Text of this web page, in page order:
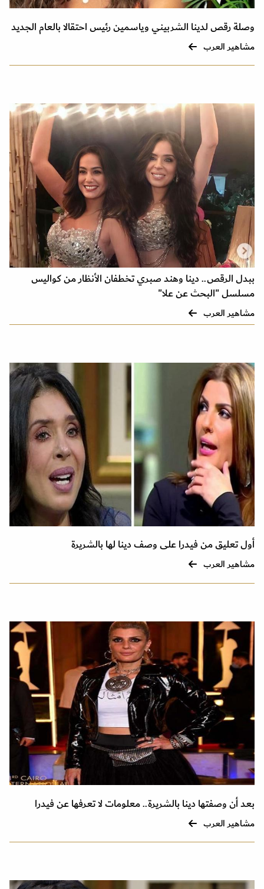
وصلة رقص لدينا الشربيني وياسمين رئيس احتقالا بالعام الجديد
مشاهير العرب
ببدل الرقص.. دينا وهند صبري تخطفان الأنظار من كواليس
مسلسل "البحث عن علا"
مشاهير العرب
أول تعليق من فيدرا على وصف دينا لها بالشريرة
مشاهير العرب
بعد أن وصفتها دينا بالشريرة.. معلومات لا تعرفها عن فيدرا
مشاهير العرب